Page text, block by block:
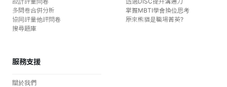
多問卷合併分析
協同評量他評問卷
搜尋題庫
掌握MBTI學會換位思考
原來熊貓是職場菁英?
服務支援
關於我們